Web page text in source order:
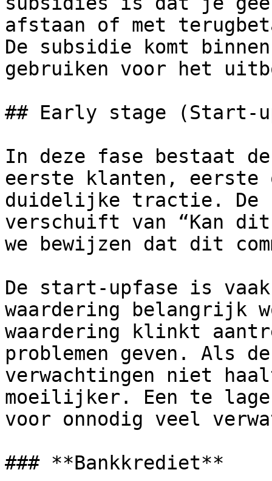
afstaan of met
De subsidie komt
gebruiken voor het
## Early stage (Start-
In deze fase bestaat
eerste klanten, eerste
duidelijke tractie. De
verschuift van “Kan dit
we bewijzen dat dit
De start-upfase is
waardering belangrijk
waardering klinkt
problemen geven. Als
verwachtingen niet
moeilijker. Een te lage
voor onnodig veel
### **Bankkrediet**